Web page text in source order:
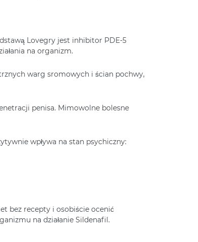
Lovegry jest inhibitor PDE-5
na organizm.
warg sromowych i ścian pochwy,
penisa. Mimowolne bolesne
wpływa na stan psychiczny:
bez recepty i osobiście ocenić
na działanie Sildenafil.